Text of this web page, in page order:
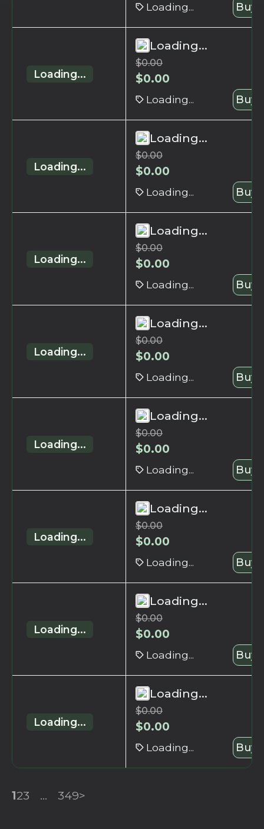
Loading... Buy
Loading...
Loading...
$0.00
$0.00
Loading... Buy
Loading...
Loading...
$0.00
$0.00
Loading... Buy
Loading...
Loading...
$0.00
$0.00
Loading... Buy
Loading...
Loading...
$0.00
$0.00
Loading... Buy
Loading...
Loading...
$0.00
$0.00
Loading... Buy
Loading...
Loading...
$0.00
$0.00
Loading... Buy
Loading...
Loading...
$0.00
$0.00
Loading... Buy
Loading...
Loading...
$0.00
$0.00
Loading... Buy
123 ... 349>